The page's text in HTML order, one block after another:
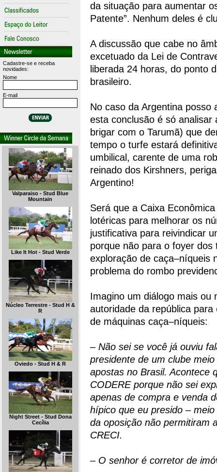
Cadastre-se e receba
novidades:
Nome
E-mail
Valparaiso - Stud Blue
Mountain
Like It Hot - Stud Verde
Núcleo Terrestre - Stud H &
R
Oviedo - Stud H & R
Night Street - Stud Dona
Cecília
da situação para aumentar
Patente”. Nenhum deles é
A discussão que cabe no
excetuado da Lei de
liberada 24 horas, do ponto
brasileiro.
No caso da Argentina
esta conclusão é só
brigar com o Tarumã) que
tempo o turfe estará
umbilical, carente de uma
reinado dos Kirshners,
Argentino!
Será que a Caixa
lotéricas para melhorar os
justificativa para reivindicar
porque não para o foyer
exploração de caça–níqueis
problema do rombo
Imagino um diálogo mais ou
autoridade da república
de máquinas caça–níqueis:
– Não sei se você já ouviu
presidente de um clube
apostas no Brasil. Acontece
CODERE porque não sei
apenas de compra e venda
hípico que eu presido –
da oposição não permitiram
CRECI.
– O senhor é corretor de